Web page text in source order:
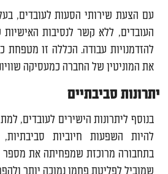
עם הצעת שירותי הסעות לעובדים,
העובדים, ללא קשר לנסיבות
להזדמנויות עבודה. הכללה זו מטפחת
את המוניטין של החברה כמעסיקה
יתרונות סביבתיים
בנוסף ליתרונות הישירים לעובדים,
להיות השפעות חיוביות
בתחבורה מרוכזת שמפחיתה את מספר
שמוביל לפליטת פחמן נמוכה יותר